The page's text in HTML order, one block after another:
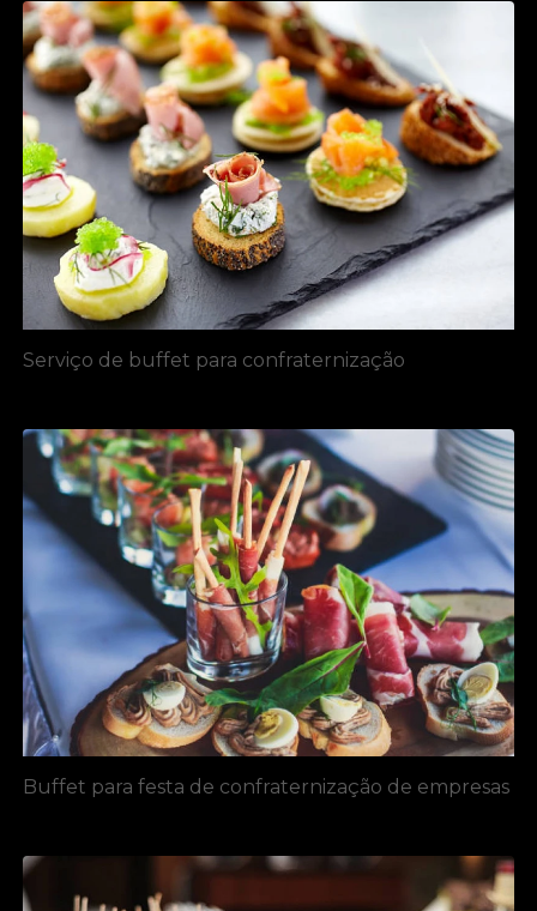
Serviço de buffet para confraternização
Buffet para festa de confraternização de empresas